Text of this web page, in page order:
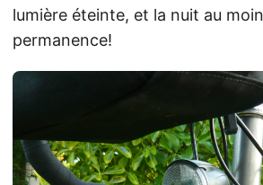
lumière éteinte, et la nuit au
permanence!